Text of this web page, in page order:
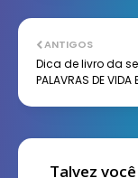
ANTIGOS
Dica de livro da
PALAVRAS DE VIDA
Talvez